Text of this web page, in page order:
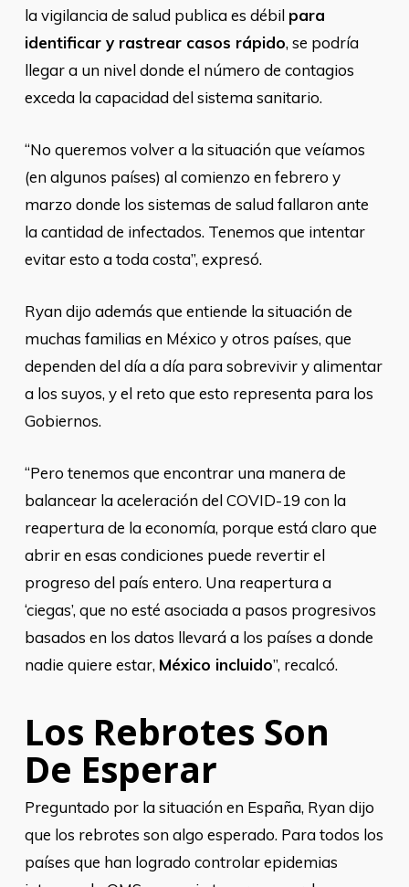
la vigilancia de salud publica es débil para
identificar y rastrear casos rápido, se podría
llegar a un nivel donde el número de contagios
exceda la capacidad del sistema sanitario.
“No queremos volver a la situación que veíamos
(en algunos países) al comienzo en febrero y
marzo donde los sistemas de salud fallaron ante
la cantidad de infectados. Tenemos que intentar
evitar esto a toda costa”, expresó.
Ryan dijo además que entiende la situación de
muchas familias en México y otros países, que
dependen del día a día para sobrevivir y alimentar
a los suyos, y el reto que esto representa para los
Gobiernos.
“Pero tenemos que encontrar una manera de
balancear la aceleración del COVID-19 con la
reapertura de la economía, porque está claro que
abrir en esas condiciones puede revertir el
progreso del país entero. Una reapertura a
‘ciegas’, que no esté asociada a pasos progresivos
basados en los datos llevará a los países a donde
nadie quiere estar, México incluido”, recalcó.
Los Rebrotes Son
De Esperar
Preguntado por la situación en España, Ryan dijo
que los rebrotes son algo esperado. Para todos los
países que han logrado controlar epidemias